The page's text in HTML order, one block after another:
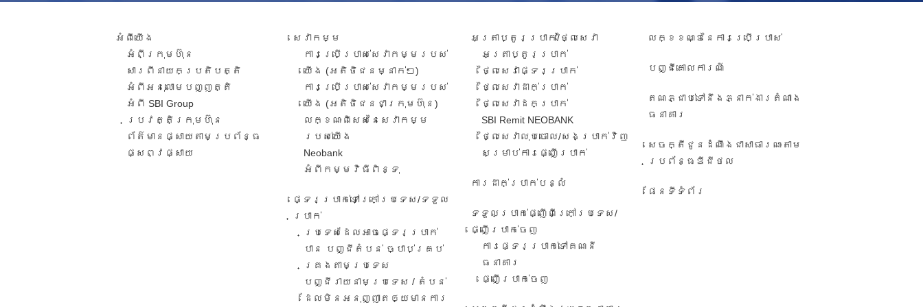
អំពី​យើង
អំពីក្រុមហ៊ុន
សារពី​នាយកប្រតិបត្តិ​
អំពីអនុលោមបញ្ញត្តិ
អំពី SBI Group
ប្រវត្តិក្រុមហ៊ុន​
ព័ត៌មានផ្សាយតាមប្រព័ន្ធ
ផ្សព្វផ្សាយ​
សេវាកម្ម​
ការ​ប្រើប្រាស់​សេវាកម្ម​របស់​
យើង​ (អតិថិជន​​ម្នាក់​ៗ​)
ការប្រើប្រាស់សេវាកម្ម​​របស់
យើង​ (អតិថិជន​ជា​ក្រុមហ៊ុន​)
លក្ខណៈ​ពិសេស​នៃ​សេវា​កម្ម​
របស់​យើង
Neobank
អំពីកម្មវិធីពិន្ទុ
ផ្ទេរប្រាក់ទៅក្រៅប្រទេស/ទទួល​
ប្រាក់​
ប្រទេសដែលអាចផ្ទេរប្រាក់
បាន បញ្ជីតំបន់ ច្បាប់គ្រប់
គ្រងតាមប្រទេស
បញ្ជីរាយនាមប្រទេស​ / តំបន់​
ដែល​មិន​អនុ​ញ្ញា​តឲ្យ​មានការ​​
អត្រាប្តូរប្រាក់/ថ្លៃសេវា​
អត្រា​ប្តូរ​ប្រាក់​
ថ្លៃសេវាផ្ទេរប្រាក់
ថ្លៃសេវាដាក់ប្រាក់
ថ្លៃសេវាដកប្រាក់
SBI Remit NEOBANK
ថ្លៃសេវាលុបចោល/សងប្រាក់វិញ
សម្រាប់ការផ្ញើប្រាក់
ការដាក់ប្រាក់បន្លំ
ទទួលប្រាក់ផ្ញើពីក្រៅប្រទេស/
ផ្ញើប្រាក់ចេញ
ការ​ផ្ទេរ​ប្រាក់​ទៅ​គណនី
ធនាគារ​
​ផ្ញើប្រាក់ចេញ
លក្ខខណ្ឌនៃការប្រើប្រាស់
បញ្ជី​គោលការណ៍
តណភ្ជាប់ទៅនឹងភ្នាក់ងារតំណាង
ធនាគារ
សេចក្តីជូនដំណឹង​ជា​សាធារណៈ​តាម​
ប្រព័ន្ធ​ឌីជីថល
ផែនទីទំព័រ